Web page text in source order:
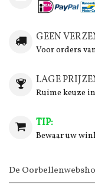
GEEN
Voor orders
LAGE
Ruime keuze
TIP:
Bewaar uw
De